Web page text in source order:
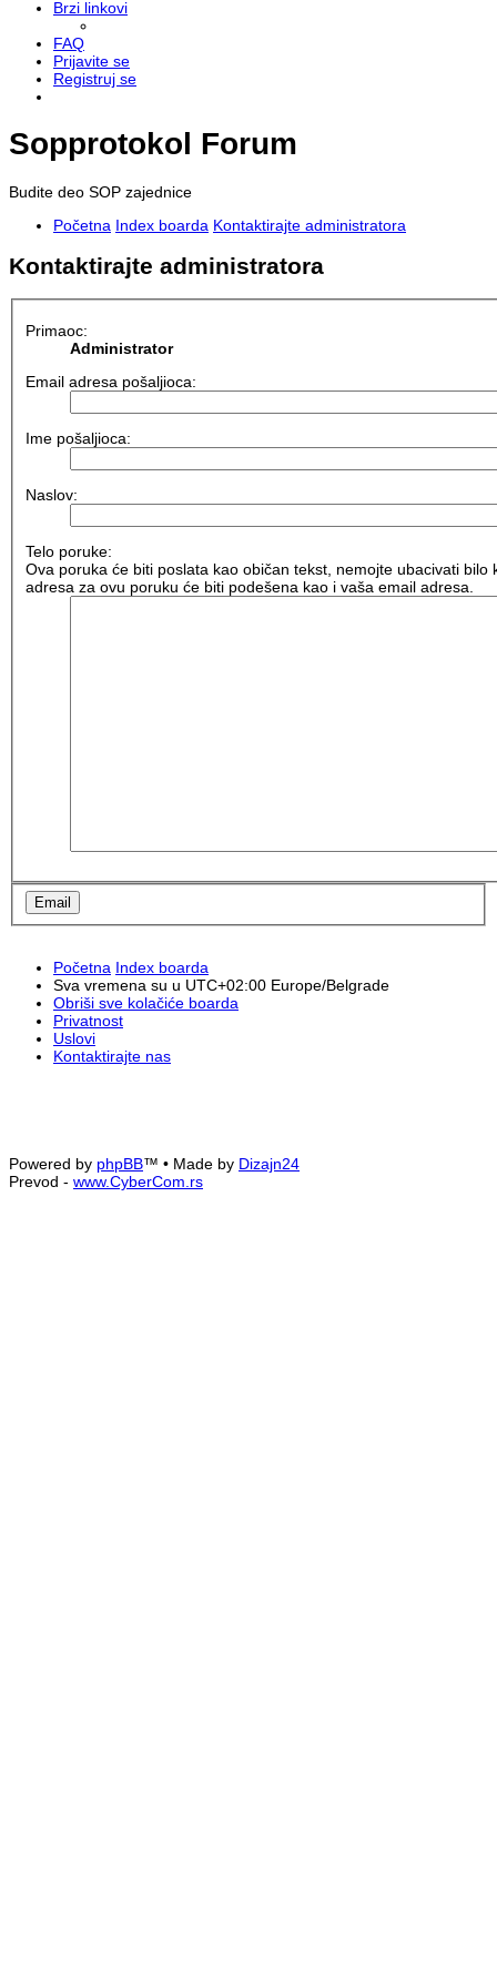
Brzi linkovi
FAQ
Prijavite se
Registruj se
Sopprotokol Forum
Budite deo SOP zajednice
Početna Index boarda Kontaktirajte administratora
Kontaktirajte administratora
Primaoc:
Administrator
Email adresa pošaljioca:
Ime pošaljioca:
Naslov:
Telo poruke:
Ova poruka će biti poslata kao običan tekst, nemojte ubacivati bilo
adresa za ovu poruku će biti podešena kao i vaša email adresa.
Početna Index boarda
Sva vremena su u UTC+02:00 Europe/Belgrade
Obriši sve kolačiće boarda
Privatnost
Uslovi
Kontaktirajte nas
Powered by phpBB™ • Made by Dizajn24
Prevod - www.CyberCom.rs